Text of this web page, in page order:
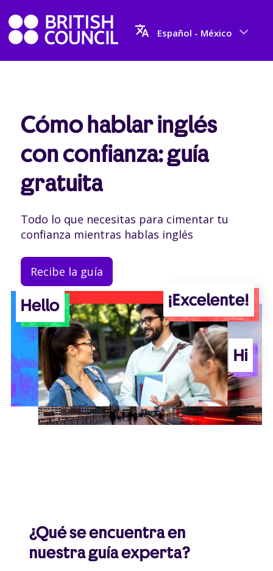
Español - México
Cómo hablar inglés
con confianza: guía
gratuita
Todo lo que necesitas para cimentar tu
confianza mientras hablas inglés
Recibe la guía
Hello
Hi
¡Excelente!
¿Qué se encuentra en
nuestra guía experta?